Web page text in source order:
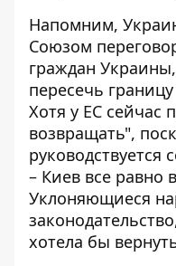
Напомним,
Союзом
граждан Украины
пересечь
Хотя у ЕС сейчас
возвращать",
руководствуется
– Киев все равно
Уклоняющиеся
хотела бы